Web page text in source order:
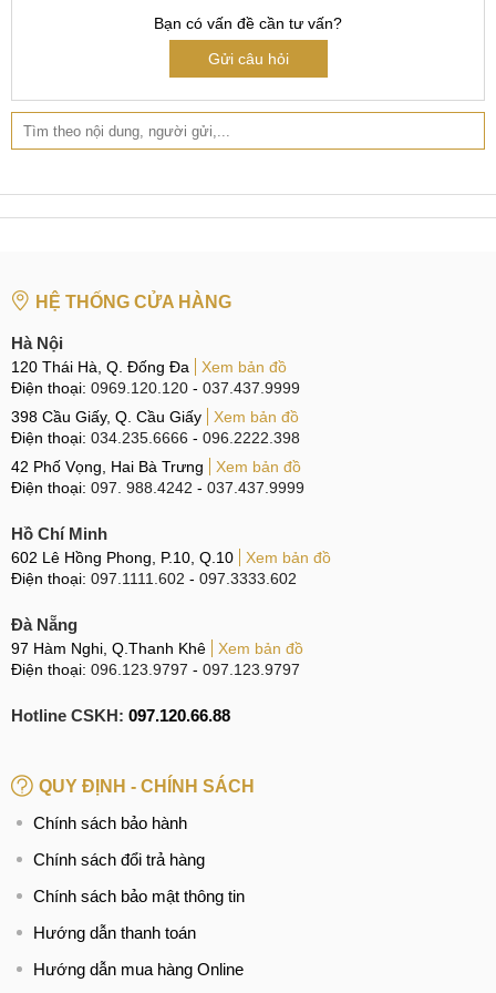
Độ trong suốt của kính lưng không còn như ban đầu,
ngả màu, tróc sơn rất mất thẩm mỹ.
dùng khi cầm nắm bị chảy máu tay.
Kính lưng bị bong tróc, lỏng lẻo không còn khớp với
Nguyên nhân phải thay mặt kính sau OPPO
Có rất nhiều nguyên nhân cả chủ quan lần khách quan
khiến điện thoại OPPO Reno7 bị hỏng mặt kính lưng, cụ thể
là:
Trong khi sử dụng OPPO Reno7, người dùng làm rơi
rớt máy nhiều lần và không sử dụng bất kỳ phụ kiện bảo
Người dùng không thường xuyên lau chùi kính lưng,
theo thời gian bụi bẩn bám vào làm cho màu kính bị xấu
Đặt điện thoại OPPO Reno7 tại môi trường có hóa chất
độc hại, ẩm ướt hoặc có nhiệt độ cao dễ gây nứt vỡ kính
mặt kính lưng mới dễ bị hư hỏng hơn.
Nguyên nhân làm hỏng mặt kính sau điện thoại
Quy trình thay mặt kính sau OPPO Reno7
thay kính lưng, thay mặt kính sau cho điện thoại OPPO
Bạn có vấn đề cần tư vấn?
Gửi câu hỏi
HỆ THỐNG CỬA HÀNG
Hà Nội
120 Thái Hà, Q. Đống Đa
Xem bản đồ
Điện thoại: 0969.120.120 - 037.437.9999
398 Cầu Giấy, Q. Cầu Giấy
Xem bản đồ
Điện thoại: 034.235.6666 - 096.2222.398
42 Phố Vọng, Hai Bà Trưng
Xem bản đồ
Điện thoại: 097. 988.4242 - 037.437.9999
Hồ Chí Minh
602 Lê Hồng Phong, P.10, Q.10
Xem bản đồ
Điện thoại: 097.1111.602 - 097.3333.602
Đà Nẵng
97 Hàm Nghi, Q.Thanh Khê
Xem bản đồ
Điện thoại: 096.123.9797 - 097.123.9797
Hotline CSKH: 097.120.66.88
QUY ĐỊNH - CHÍNH SÁCH
Chính sách bảo hành
Chính sách đổi trả hàng
Chính sách bảo mật thông tin
Hướng dẫn thanh toán
Hướng dẫn mua hàng Online